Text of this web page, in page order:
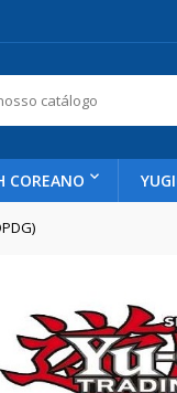
COREANO